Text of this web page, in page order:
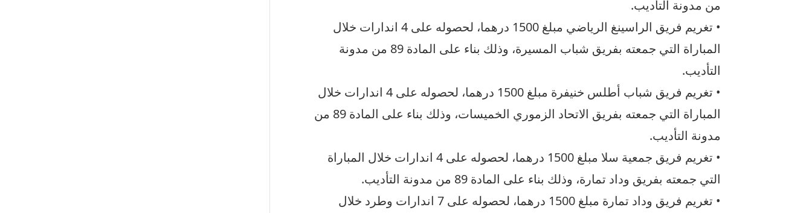
من مدونة التأديب.
• تغريم فريق الراسينغ الرياضي مبلغ 1500 درهما، لحصوله على 4 اندارات خلال
المباراة التي جمعته بفريق شباب المسيرة، وذلك بناء على المادة 89 من مدونة
التأديب.
• تغريم فريق شباب أطلس خنيفرة مبلغ 1500 درهما، لحصوله على 4 اندارات خلال
المباراة التي جمعته بفريق الاتحاد الزموري الخميسات، وذلك بناء على المادة 89 من
مدونة التأديب.
• تغريم فريق جمعية سلا مبلغ 1500 درهما، لحصوله على 4 اندارات خلال المباراة
التي جمعته بفريق وداد تمارة، وذلك بناء على المادة 89 من مدونة التأديب.
• تغريم فريق وداد تمارة مبلغ 1500 درهما، لحصوله على 7 اندارات وطرد خلال